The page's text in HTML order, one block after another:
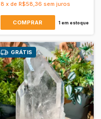
8 x de R$58,36 sem juros
1 em estoque
GRÁTIS